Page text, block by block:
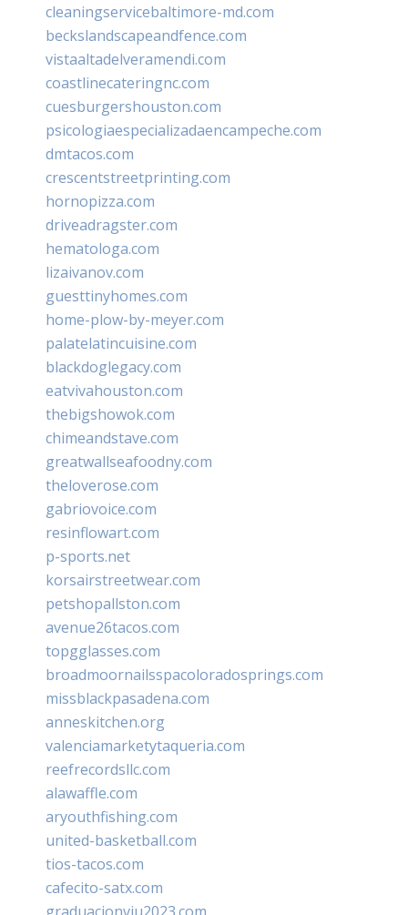
cleaningservicebaltimore-md.com
beckslandscapeandfence.com
vistaaltadelveramendi.com
coastlinecateringnc.com
cuesburgershouston.com
psicologiaespecializadaencampeche.com
dmtacos.com
crescentstreetprinting.com
hornopizza.com
driveadragster.com
hematologa.com
lizaivanov.com
guesttinyhomes.com
home-plow-by-meyer.com
palatelatincuisine.com
blackdoglegacy.com
eatvivahouston.com
thebigshowok.com
chimeandstave.com
greatwallseafoodny.com
theloverose.com
gabriovoice.com
resinflowart.com
p-sports.net
korsairstreetwear.com
petshopallston.com
avenue26tacos.com
topgglasses.com
broadmoornailsspacoloradosprings.com
missblackpasadena.com
anneskitchen.org
valenciamarketytaqueria.com
reefrecordsllc.com
alawaffle.com
aryouthfishing.com
united-basketball.com
tios-tacos.com
cafecito-satx.com